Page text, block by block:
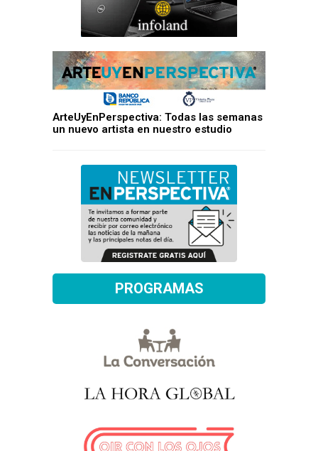
ArteUyEnPerspectiva: Todas las semanas
un nuevo artista en nuestro estudio
PROGRAMAS